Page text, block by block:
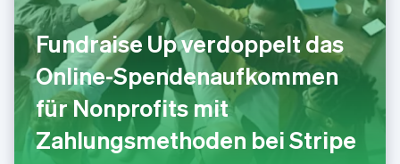
Fundraise Up verdoppelt das
Online-Spendenaufkommen
für Nonprofits mit
Zahlungsmethoden bei Stripe
Lettland
English
Liechtenstein
DeutschEnglish
Litauen
English
Luxemburg
Français DeutschEnglish
Malaysia